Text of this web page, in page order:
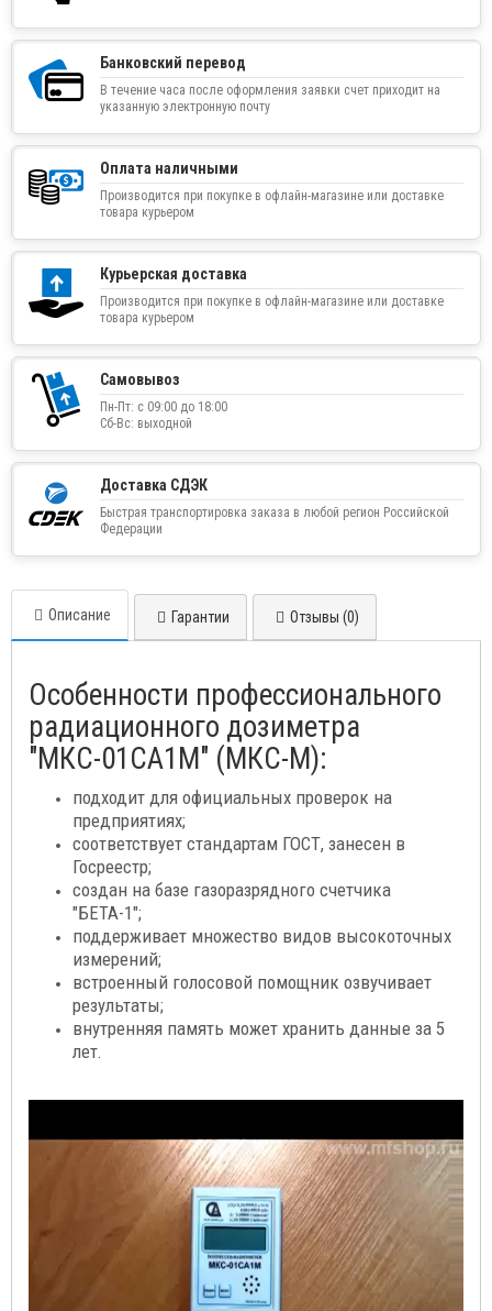
Банковский перевод
В течение часа после оформления заявки счет приходит на
указанную электронную почту
Оплата наличными
Производится при покупке в офлайн-магазине или доставке
товара курьером
Курьерская доставка
Производится при покупке в офлайн-магазине или доставке
товара курьером
Самовывоз
Пн-Пт: с 09:00 до 18:00
Сб-Вс: выходной
Доставка СДЭК
Быстрая транспортировка заказа в любой регион Российской
Федерации
Описание Гарантии Отзывы (0)
Особенности профессионального
радиационного дозиметра
"МКС-01СА1М" (МКС-М):
подходит для официальных проверок на
предприятиях;
соответствует стандартам ГОСТ, занесен в
Госреестр;
создан на базе газоразрядного счетчика
"БЕТА-1";
поддерживает множество видов высокоточных
измерений;
встроенный голосовой помощник озвучивает
результаты;
внутренняя память может хранить данные за 5
лет.